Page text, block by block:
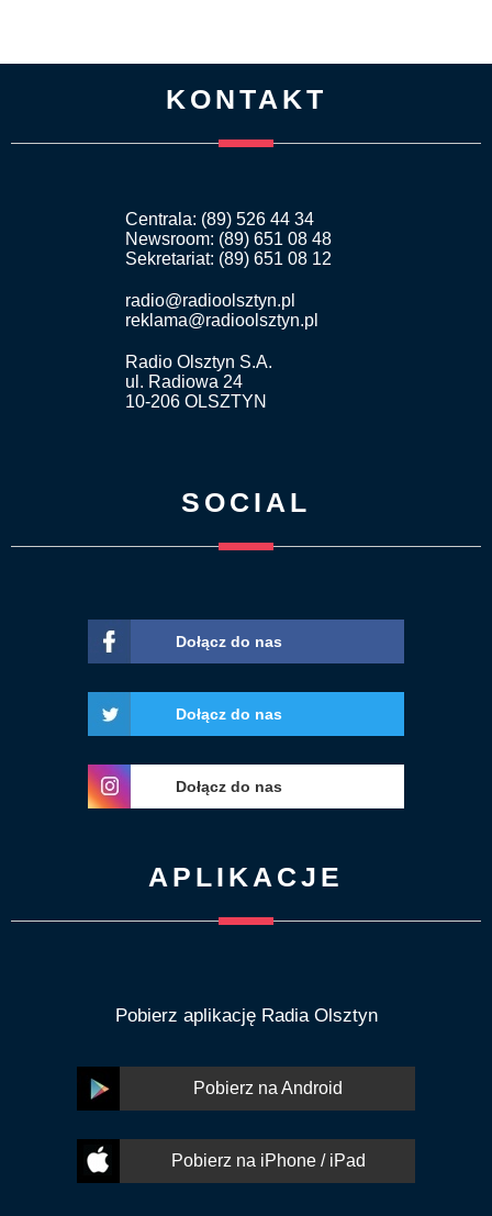
KONTAKT
Centrala: (89) 526 44 34
Newsroom: (89) 651 08 48
Sekretariat: (89) 651 08 12
radio@radioolsztyn.pl
reklama@radioolsztyn.pl
Radio Olsztyn S.A.
ul. Radiowa 24
10-206 OLSZTYN
SOCIAL
Dołącz do nas
Dołącz do nas
Dołącz do nas
APLIKACJE
Pobierz aplikację Radia Olsztyn
Pobierz na Android
Pobierz na iPhone / iPad